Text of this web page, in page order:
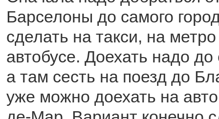
Барселоны до самого
сделать на такси, на
автобусе. Доехать надо
а там сесть на поезд до
уже можно доехать на